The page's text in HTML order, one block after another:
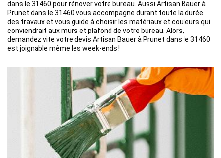
dans le 31460 pour rénover votre bureau. Aussi Artisan Bauer à
Prunet dans le 31460 vous accompagne durant toute la durée
des travaux et vous guide à choisir les matériaux et couleurs qui
conviendrait aux murs et plafond de votre bureau. Alors,
demandez vite votre devis Artisan Bauer à Prunet dans le 31460
est joignable même les week-ends !